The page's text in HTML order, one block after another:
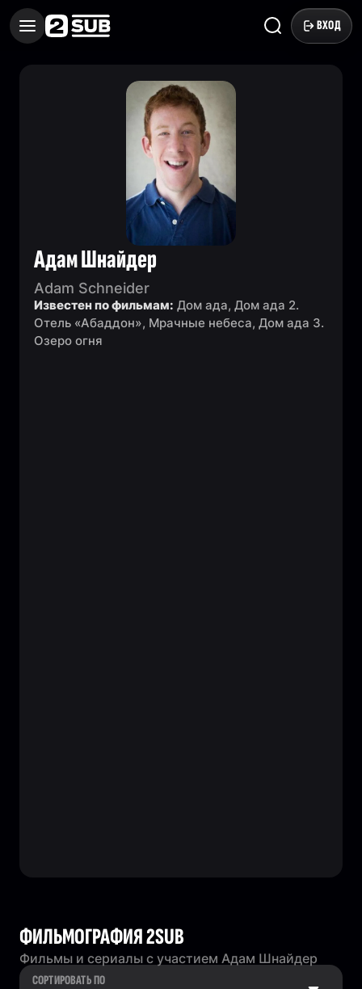
ВХОД
Адам Шнайдер
Adam Schneider
Известен по фильмам: Дом ада, Дом ада 2.
Отель «Абаддон», Мрачные небеса, Дом ада 3.
Озеро огня
ФИЛЬМОГРАФИЯ 2SUB
Фильмы и сериалы с участием Адам Шнайдер
СОРТИРОВАТЬ ПО